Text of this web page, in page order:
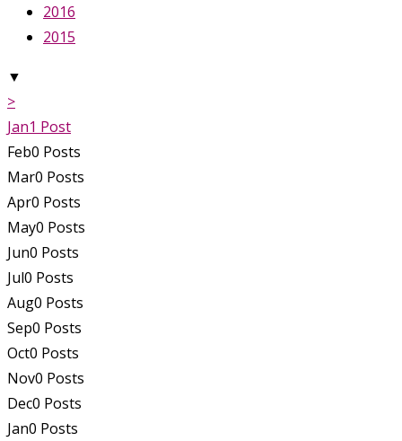
2016
2015
▼
>
Jan1 Post
Feb0 Posts
Mar0 Posts
Apr0 Posts
May0 Posts
Jun0 Posts
Jul0 Posts
Aug0 Posts
Sep0 Posts
Oct0 Posts
Nov0 Posts
Dec0 Posts
Jan0 Posts